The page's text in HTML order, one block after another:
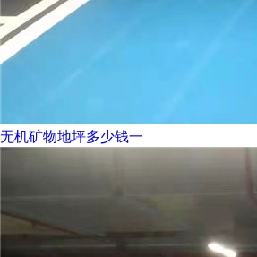
无机矿物地坪多少钱一